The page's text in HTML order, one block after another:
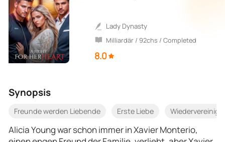
Lady Dynasty
Milliardär / 92chs / Completed
8.0
Synopsis
Freunde werden Liebende Erste Liebe
Alicia Young war schon immer in Xavier Monterio,